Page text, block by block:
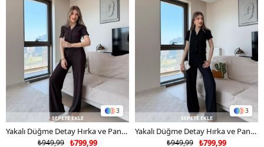
3
SEPETE EKLE
Yakalı Düğme Detay Hırka ve Pantolonlu Gofre İkili Takım Acı Kahve 2263
₺799,99
₺949,99
3
SEPETE EKLE
Yakalı Düğme Detay Hırka ve Pantolonlu Gofre İkili Takım Siyah 2263
₺799,99
₺949,99